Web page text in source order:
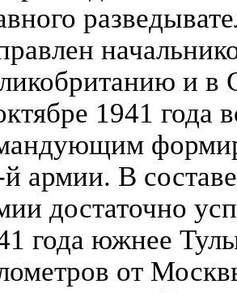
и
1941 года
армии. В
достаточно
года южнее
от